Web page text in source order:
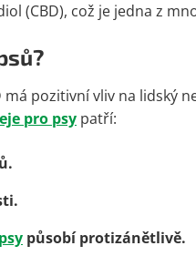
(CBD), což je jedna z
pozitivní vliv na lidský
pro psy patří:
působí protizánětlivě.